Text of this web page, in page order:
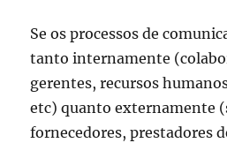
Se os processos de
tanto internamente
gerentes, recursos
etc) quanto externamente
fornecedores, prestadores